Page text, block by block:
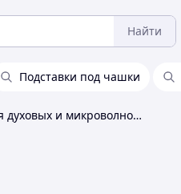
Найти
Подставки под чашки
Посуда для духовых и микроволновых печей Interos